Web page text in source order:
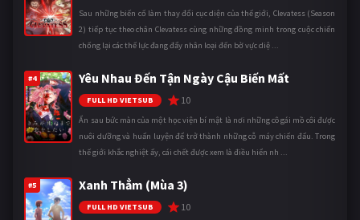
Sau những biến cố làm thay đổi cục diện của thế giới, Clevatess (Season
2) tiếp tục theo chân Clevatess cùng những đồng minh trong cuộc chiến
chống lại các thế lực đang đẩy nhân loại đến bờ vực diệ ...
#4 Yêu Nhau Đến Tận Ngày Cậu Biến Mất
FULL HD VIETSUB 10
Ẩn sau bức màn của một học viện bí mật là nơi những cô gái mồ côi được
nuôi dưỡng và huấn luyện để trở thành những cỗ máy chiến đấu. Trong
thế giới khắc nghiệt ấy, cái chết được xem là điều hiển nh ...
#5 Xanh Thẳm (Mùa 3)
FULL HD VIETSUB 10